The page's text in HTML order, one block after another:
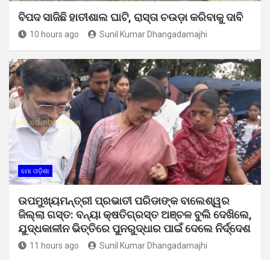
ବିପଦ ସାଜିଛି ହାତୀଶାଲ ଘାଟି, ରାସ୍ତା ଚଉଡ଼ା କରିବାକୁ ଦାବି
10 hours ago Sunil Kumar Dhangadamajhi
ମୋ ଓଡ଼ିଶା
ଉପମୁଖ୍ୟମନ୍ତ୍ରୀ ପ୍ରଭାତୀ ପରିଡାଙ୍କ ବାଲେଶ୍ୱର
ଜିଲ୍ଲା ଗସ୍ତ: ବନ୍ୟା କ୍ଷତିଗ୍ରସ୍ତ ଅଞ୍ଚଳ ବୁଲି ଦେଖିଲେ,
ଯୁଦ୍ଧକାଳୀନ ଭିତ୍ତିରେ ପୁନରୁଦ୍ଧାର ପାଇଁ ଦେଲେ ନିର୍ଦ୍ଦେଶ
11 hours ago Sunil Kumar Dhangadamajhi